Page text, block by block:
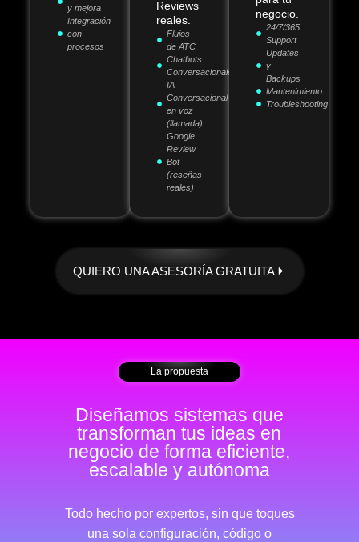
y mejora
Integración
con
procesos
Reviews
reales.
Flujos
de ATC
Chatbots
Conversacionales
IA
Conversacional
en voz
(llamada)
Google
Review
Bot
(reseñas
reales)
negocio.
24/7/365
Support
Updates
y
Backups
Mantenimiento
Troubleshooting
QUIERO UNA ASESORÍA GRATUITA
La propuesta
Diseñamos sistemas que
transforman tus ideas en
negocio de forma eficiente,
escalable y autónoma
Todo hecho por expertos, sin que toques
una sola configuración, código o